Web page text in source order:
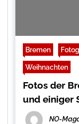
Bremen
Weihnachten
Fotos der
und einiger
NO-